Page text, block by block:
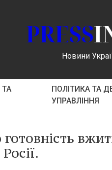
PRESS
Новини
ПОЛІТИКА ТА
УПРАВЛІННЯ